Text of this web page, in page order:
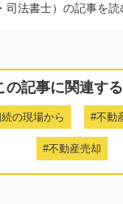
司法書士）の記事を読
の記事に関連す
の現場から #不動
#不動産売却